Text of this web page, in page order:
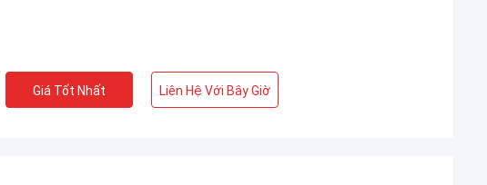
Giá Tốt Nhất Liên Hệ Với Bây Giờ